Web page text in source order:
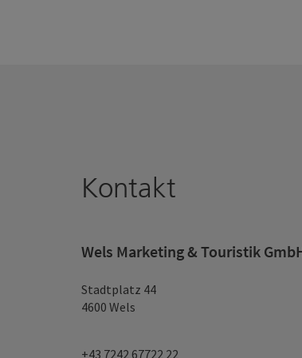
Kontakt
Wels Marketing & Touristik
Stadtplatz 44
4600 Wels
+43 7242 67722 22